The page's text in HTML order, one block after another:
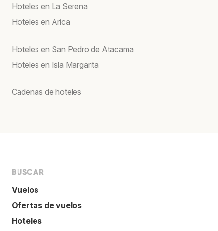
Hoteles en La Serena
Hoteles en Arica
Hoteles en San Pedro de Atacama
Hoteles en Isla Margarita
Cadenas de hoteles
BUSCAR
Vuelos
Ofertas de vuelos
Hoteles